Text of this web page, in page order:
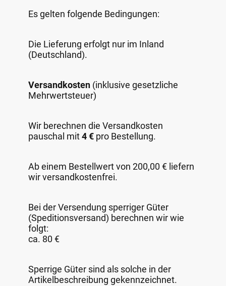
Es gelten folgende Bedingungen:
Die Lieferung erfolgt nur im Inland
(Deutschland).
Versandkosten (inklusive gesetzliche
Mehrwertsteuer)
Wir berechnen die Versandkosten
pauschal mit4 € pro Bestellung.
Ab einem Bestellwert von 200,00 € liefern
wir versandkostenfrei.
Bei der Versendung sperriger Güter
(Speditionsversand) berechnen wir wie
folgt:
ca. 80 €
Sperrige Güter sind als solche in der
Artikelbeschreibung gekennzeichnet.